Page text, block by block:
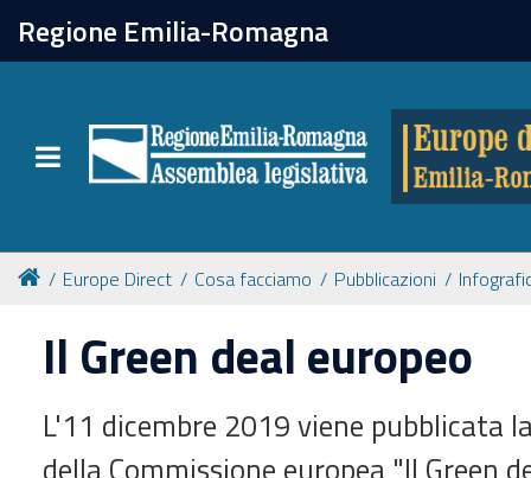
Regione Emilia-Romagna
Toggle navigation
chiudi
Attività
Formazione
Eventi
Tutte le notizie
Europe Direct Cosa facciamo Pubblicazioni
Il Green deal europeo
L'11 dicembre 2019 viene pubblicata